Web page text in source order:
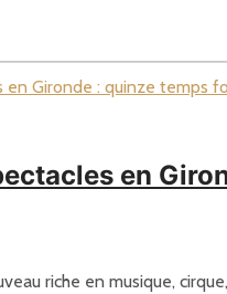
en
riche en musique,